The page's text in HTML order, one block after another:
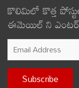
కొలిమిలో కొత్త
ఈమెయిల్ ని
Email
Address
Subscribe